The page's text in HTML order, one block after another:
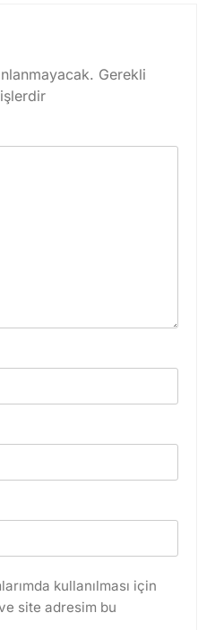
Gerekli
kullanılması için
site adresim bu